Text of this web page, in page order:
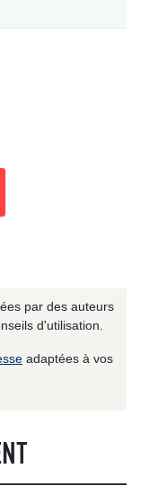
par des auteurs
d'utilisation.
adaptées à vos